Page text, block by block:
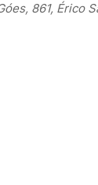
861, Érico